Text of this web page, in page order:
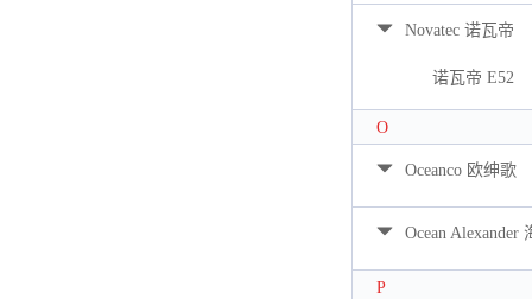
Novatec 诺瓦帝
诺瓦帝 E52
O
Oceanco 欧绅歌
Ocean Alexander
P